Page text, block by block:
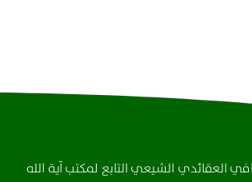
العقائدي الشيعي التابع لمكتب آية الله